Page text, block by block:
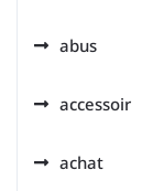
abus
accessoir
achat